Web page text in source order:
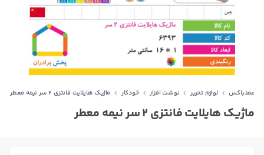
عمدباکس لوازم تحریر نوشت افزار خودکار ماژیک هایلایت فانتزی ۲ سر نیمه معطر
ماژیک هایلایت فانتزی ۲ سر نیمه معطر